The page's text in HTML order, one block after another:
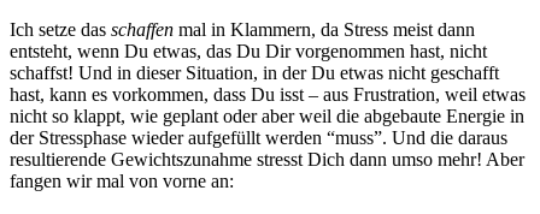
Ich setze das schaffen mal in Klammern, da Stress meist dann
entsteht, wenn Du etwas, das Du Dir vorgenommen hast, nicht
schaffst! Und in dieser Situation, in der Du etwas nicht geschafft
hast, kann es vorkommen, dass Du isst – aus Frustration, weil etwas
nicht so klappt, wie geplant oder aber weil die abgebaute Energie in
der Stressphase wieder aufgefüllt werden “muss”. Und die daraus
resultierende Gewichtszunahme stresst Dich dann umso mehr! Aber
fangen wir mal von vorne an: